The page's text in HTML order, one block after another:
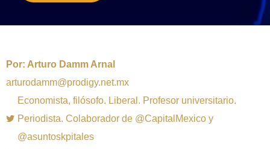
Por: Arturo Damm Arnal
arturodamm@prodigy.net.mx
Economista, filósofo. Liberal. Profesor universitario.
Periodista. Colaborador de @CapitalMexico y
@asuntoskpitales